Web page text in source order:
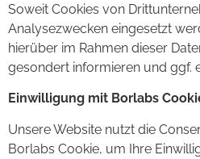
Soweit Cookies von
Analysezwecken eingesetzt
hierüber im Rahmen dieser
gesondert informieren und ggf.
Einwilligung mit Borlabs
Unsere Website nutzt die
Borlabs Cookie, um Ihre